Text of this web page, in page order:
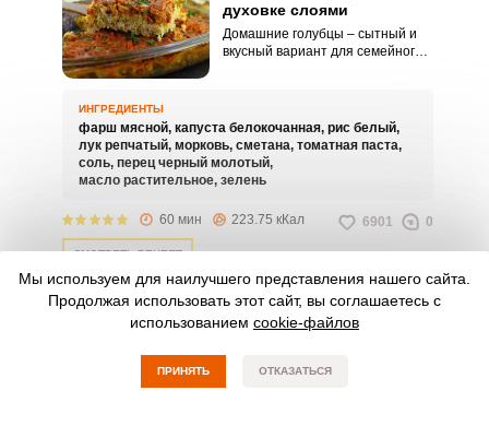
духовке слоями
Домашние голубцы – сытный и
вкусный вариант для семейного
ИНГРЕДИЕНТЫ
фарш мясной, капуста белокочанная, рис белый,
лук репчатый, морковь, сметана, томатная паста,
соль, перец черный молотый,
масло растительное, зелень
60 мин 223.75 кКал 6901 0
СМОТРЕТЬ РЕЦЕПТ
Ленивые голубцы с рисом
и фаршем в томатно-
Ленивые голубцы с рисом и
Мы используем для наилучшего представления нашего сайта.
Продолжая использовать этот сайт, вы соглашаетесь с
использованием cookie-файлов
ПРИНЯТЬ ОТКАЗАТЬСЯ